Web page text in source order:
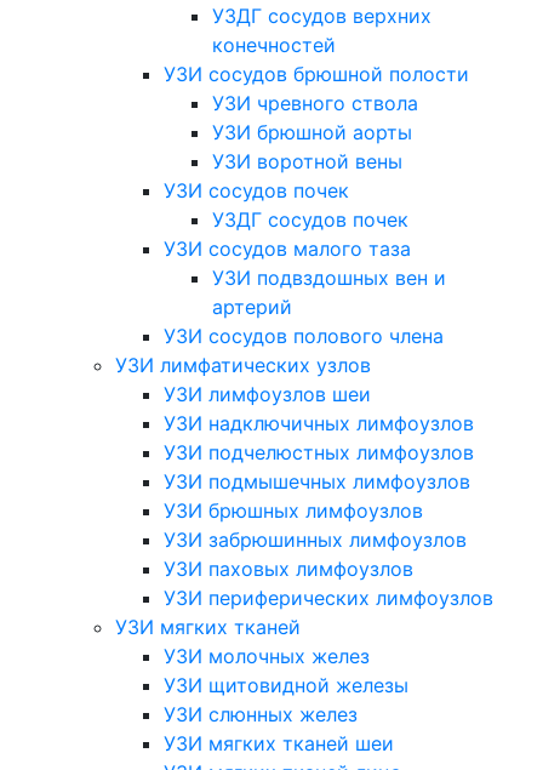
УЗДГ сосудов верхних
конечностей
УЗИ сосудов брюшной полости
УЗИ чревного ствола
УЗИ брюшной аорты
УЗИ воротной вены
УЗИ сосудов почек
УЗДГ сосудов почек
УЗИ сосудов малого таза
УЗИ подвздошных вен и
артерий
УЗИ сосудов полового члена
УЗИ лимфатических узлов
УЗИ лимфоузлов шеи
УЗИ надключичных лимфоузлов
УЗИ подчелюстных лимфоузлов
УЗИ подмышечных лимфоузлов
УЗИ брюшных лимфоузлов
УЗИ забрюшинных лимфоузлов
УЗИ паховых лимфоузлов
УЗИ периферических лимфоузлов
УЗИ мягких тканей
УЗИ молочных желез
УЗИ щитовидной железы
УЗИ слюнных желез
УЗИ мягких тканей шеи